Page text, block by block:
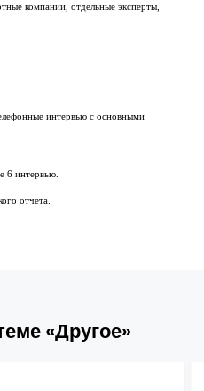
компании, отдельные эксперты,
интервью с основными
6 интервью.
отчета.
«Другое»